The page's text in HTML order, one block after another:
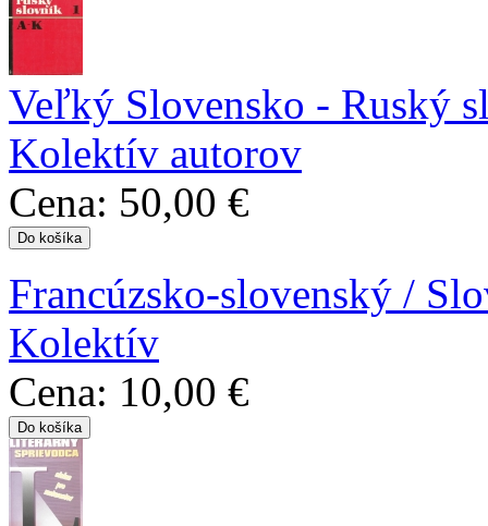
Veľký Slovensko - Ruský
Kolektív autorov
Cena: 50,00 €
Francúzsko-slovenský /
Kolektív
Cena: 10,00 €